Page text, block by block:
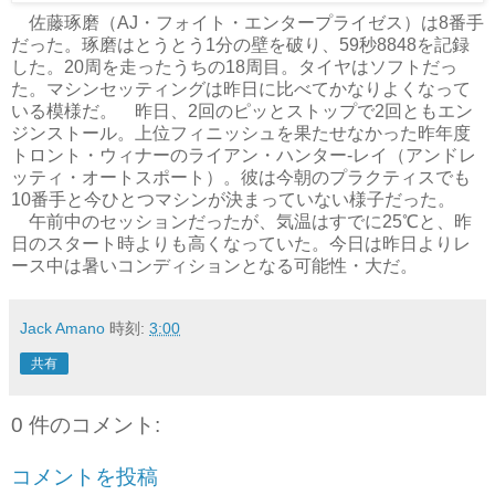
佐藤琢磨（AJ・フォイト・エンタープライゼス）は8番手
だった。琢磨はとうとう1分の壁を破り、59秒8848を記録
した。20周を走ったうちの18周目。タイヤはソフトだっ
た。マシンセッティングは昨日に比べてかなりよくなって
いる模様だ。
昨日、2回のピッとストップで2回ともエン
ジンストール。上位フィニッシュを果たせなかった昨年度
トロント・ウィナーのライアン・ハンター-レイ（アンドレ
ッティ・オートスポート）。彼は今朝のプラクティスでも
10番手と今ひとつマシンが決まっていない様子だった。
午前中のセッションだったが、気温はすでに25℃と、昨
日のスタート時よりも高くなっていた。今日は昨日よりレ
ース中は暑いコンディションとなる可能性・大だ。
Jack Amano 時刻: 3:00
共有
0 件のコメント:
コメントを投稿